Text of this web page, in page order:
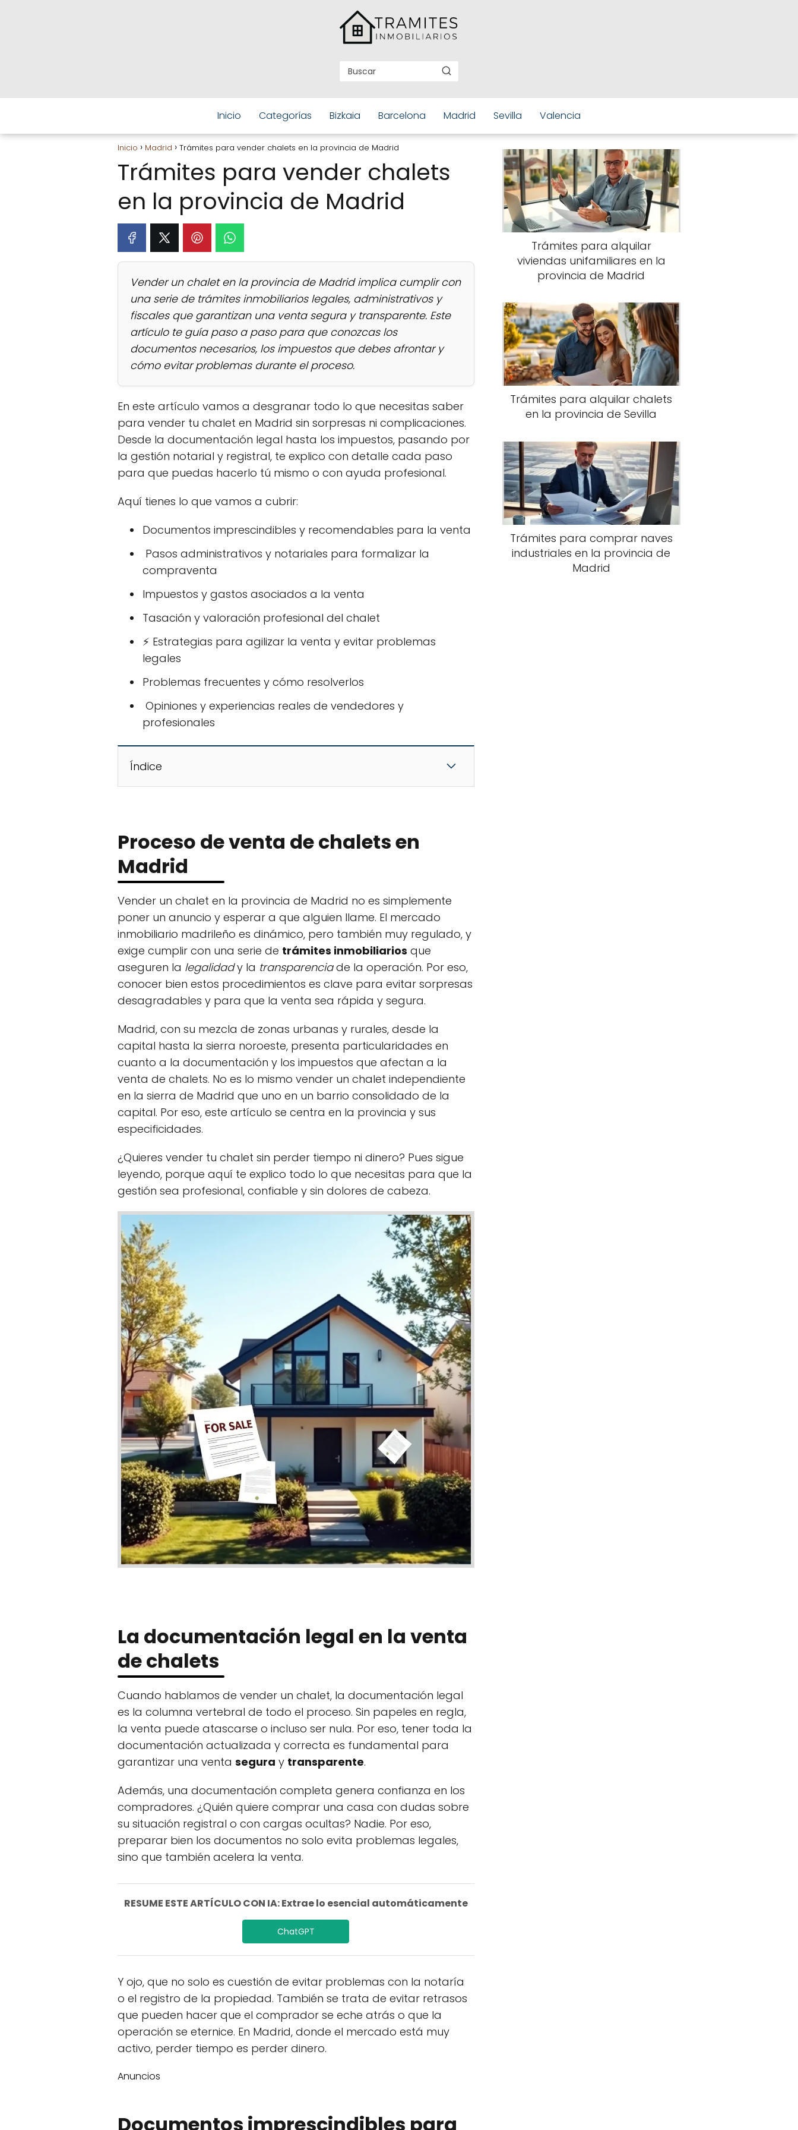
Inicio Categorías Bizkaia Barcelona Madrid Sevilla Valencia
Inicio Madrid Trámites para vender chalets en la provincia de Madrid
Trámites para vender chalets
en la provincia de Madrid
Vender un chalet en la provincia de Madrid implica cumplir con
una serie de trámites inmobiliarios legales, administrativos y
fiscales que garantizan una venta segura y transparente. Este
artículo te guía paso a paso para que conozcas los
documentos necesarios, los impuestos que debes afrontar y
cómo evitar problemas durante el proceso.
En este artículo vamos a desgranar todo lo que necesitas saber
para vender tu chalet en Madrid sin sorpresas ni complicaciones.
Desde la documentación legal hasta los impuestos, pasando por
la gestión notarial y registral, te explico con detalle cada paso
para que puedas hacerlo tú mismo o con ayuda profesional.
Aquí tienes lo que vamos a cubrir:
Documentos imprescindibles y recomendables para la venta
️ Pasos administrativos y notariales para formalizar la
compraventa
Impuestos y gastos asociados a la venta
Tasación y valoración profesional del chalet
⚡ Estrategias para agilizar la venta y evitar problemas
legales
Problemas frecuentes y cómo resolverlos
️ Opiniones y experiencias reales de vendedores y
profesionales
Índice
Proceso de venta de chalets en
Madrid
Vender un chalet en la provincia de Madrid no es simplemente
poner un anuncio y esperar a que alguien llame. El mercado
inmobiliario madrileño es dinámico, pero también muy regulado, y
exige cumplir con una serie de trámites inmobiliarios que
aseguren la legalidady la transparenciade la operación. Por eso,
conocer bien estos procedimientos es clave para evitar sorpresas
desagradables y para que la venta sea rápida y segura.
Madrid, con su mezcla de zonas urbanas y rurales, desde la
capital hasta la sierra noroeste, presenta particularidades en
cuanto a la documentación y los impuestos que afectan a la
venta de chalets. No es lo mismo vender un chalet independiente
en la sierra de Madrid que uno en un barrio consolidado de la
capital. Por eso, este artículo se centra en la provincia y sus
especificidades.
¿Quieres vender tu chalet sin perder tiempo ni dinero? Pues sigue
leyendo, porque aquí te explico todo lo que necesitas para que la
gestión sea profesional, confiable y sin dolores de cabeza.
La documentación legal en la venta
de chalets
Cuando hablamos de vender un chalet, la documentación legal
es la columna vertebral de todo el proceso. Sin papeles en regla,
la venta puede atascarse o incluso ser nula. Por eso, tener toda la
documentación actualizada y correcta es fundamental para
garantizar una venta segura y transparente.
Además, una documentación completa genera confianza en los
compradores. ¿Quién quiere comprar una casa con dudas sobre
su situación registral o con cargas ocultas? Nadie. Por eso,
preparar bien los documentos no solo evita problemas legales,
sino que también acelera la venta.
RESUME ESTE ARTÍCULO CON IA: Extrae lo esencial automáticamente
ChatGPT
Y ojo, que no solo es cuestión de evitar problemas con la notaría
o el registro de la propiedad. También se trata de evitar retrasos
que pueden hacer que el comprador se eche atrás o que la
operación se eternice. En Madrid, donde el mercado está muy
activo, perder tiempo es perder dinero.
Anuncios
Documentos imprescindibles para
Trámites para alquilar
viviendas unifamiliares en la
provincia de Madrid
Trámites para alquilar chalets
en la provincia de Sevilla
Trámites para comprar naves
industriales en la provincia de
Madrid